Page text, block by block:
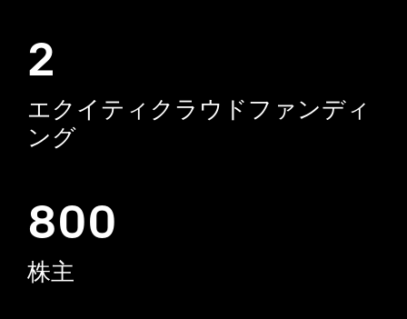
2
エクイティクラウドファンディ
ング
800
株主